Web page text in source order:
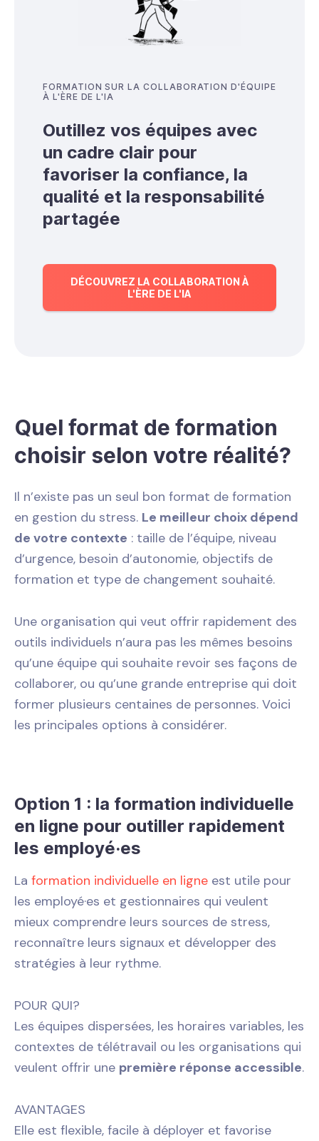
FORMATION SUR LA COLLABORATION D'ÉQUIPE
À L'ÈRE DE L'IA
Outillez vos équipes avec
un cadre clair pour
favoriser la confiance, la
qualité et la responsabilité
partagée
DÉCOUVREZ LA COLLABORATION À
L'ÈRE DE L'IA
Quel format de formation
choisir selon votre réalité?
Il n’existe pas un seul bon format de formation
en gestion du stress. Le meilleur choix dépend
de votre contexte : taille de l’équipe, niveau
d’urgence, besoin d’autonomie, objectifs de
formation et type de changement souhaité.
Une organisation qui veut offrir rapidement des
outils individuels n’aura pas les mêmes besoins
qu’une équipe qui souhaite revoir ses façons de
collaborer, ou qu’une grande entreprise qui doit
former plusieurs centaines de personnes. Voici
les principales options à considérer.
Option 1 : la formation individuelle
en ligne pour outiller rapidement
les employé·es
La formation individuelle en ligne est utile pour
les employé·es et gestionnaires qui veulent
mieux comprendre leurs sources de stress,
reconnaître leurs signaux et développer des
stratégies à leur rythme.
POUR QUI?
Les équipes dispersées, les horaires variables, les
contextes de télétravail ou les organisations qui
veulent offrir une première réponse accessible.
AVANTAGES
Elle est flexible, facile à déployer et favorise